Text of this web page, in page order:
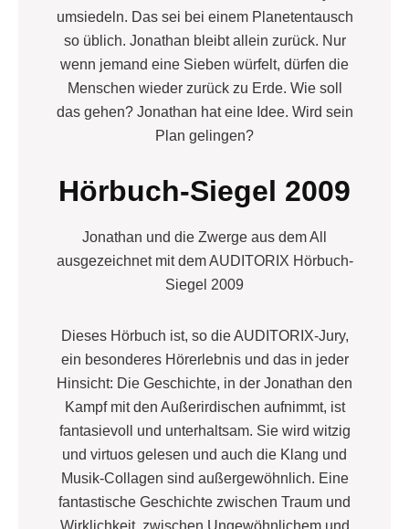
umsiedeln. Das sei bei einem Planetentausch
so üblich. Jonathan bleibt allein zurück. Nur
wenn jemand eine Sieben würfelt, dürfen die
Menschen wieder zurück zu Erde. Wie soll
das gehen? Jonathan hat eine Idee. Wird sein
Plan gelingen?
Hörbuch-Siegel 2009
Jonathan und die Zwerge aus dem All
ausgezeichnet mit dem AUDITORIX Hörbuch-
Siegel 2009
Dieses Hörbuch ist, so die AUDITORIX-Jury,
ein besonderes Hörerlebnis und das in jeder
Hinsicht: Die Geschichte, in der Jonathan den
Kampf mit den Außerirdischen aufnimmt, ist
fantasievoll und unterhaltsam. Sie wird witzig
und virtuos gelesen und auch die Klang und
Musik-Collagen sind außergewöhnlich. Eine
fantastische Geschichte zwischen Traum und
Wirklichkeit, zwischen Ungewöhnlichem und